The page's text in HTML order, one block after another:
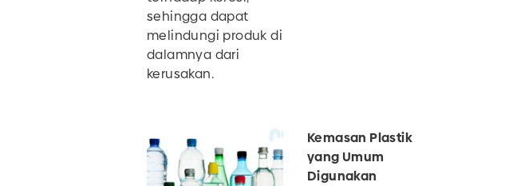
sehingga dapat
melindungi produk di
dalamnya dari
kerusakan.
Kemasan Plastik
yang Umum
Digunakan